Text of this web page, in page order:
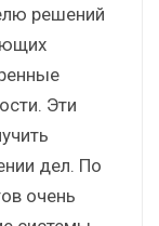
решений
Эти
дел. По
очень